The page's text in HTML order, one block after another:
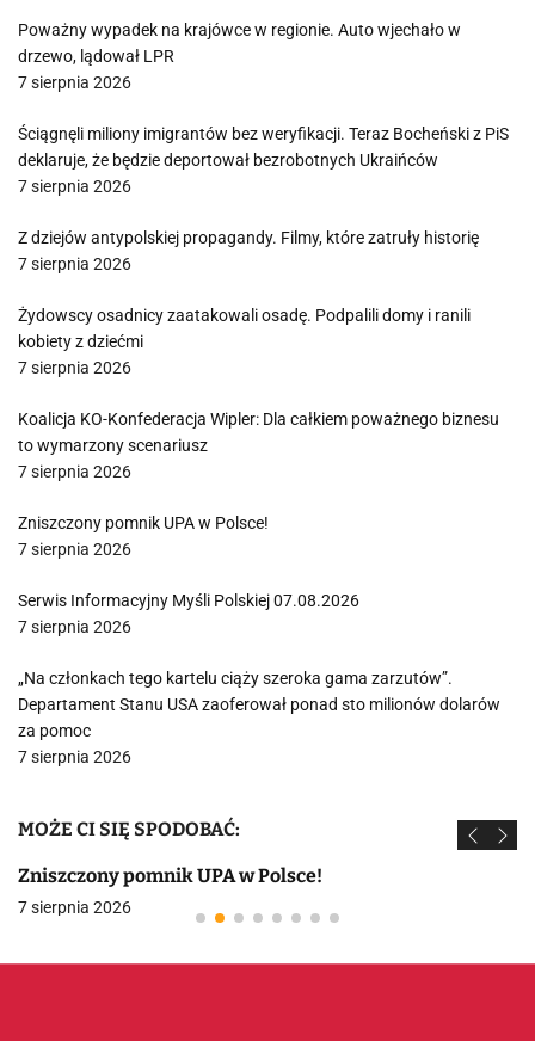
Poważny wypadek na krajówce w regionie. Auto wjechało w
drzewo, lądował LPR
7 sierpnia 2026
Ściągnęli miliony imigrantów bez weryfikacji. Teraz Bocheński z PiS
deklaruje, że będzie deportował bezrobotnych Ukraińców
7 sierpnia 2026
Z dziejów antypolskiej propagandy. Filmy, które zatruły historię
7 sierpnia 2026
Żydowscy osadnicy zaatakowali osadę. Podpalili domy i ranili
kobiety z dziećmi
7 sierpnia 2026
Koalicja KO-Konfederacja Wipler: Dla całkiem poważnego biznesu
to wymarzony scenariusz
7 sierpnia 2026
Zniszczony pomnik UPA w Polsce!
7 sierpnia 2026
Serwis Informacyjny Myśli Polskiej 07.08.2026
7 sierpnia 2026
„Na członkach tego kartelu ciąży szeroka gama zarzutów”.
Departament Stanu USA zaoferował ponad sto milionów dolarów
za pomoc
7 sierpnia 2026
MOŻE CI SIĘ SPODOBAĆ:
Zniszczony pomnik UPA w Polsce!
7 sierpnia 2026